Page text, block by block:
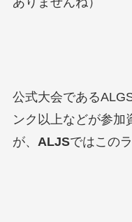
公式大会である
ンク以上などが参加
が、 ALJSではこの